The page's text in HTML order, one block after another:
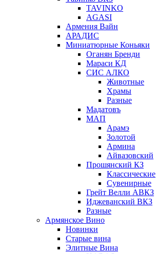
TAVINKO
AGASI
Армения Вайн
АРАДИС
Миниатюрные Коньяки
Оганян Бренди
Мараси КД
СИС АЛКО
Животные
Храмы
Разные
Мадатовъ
МАП
Арамэ
Золотой
Армина
Айвазовский
Прошянский КЗ
Классические
Сувенирные
Грейт Велли АВКЗ
Иджеванский ВКЗ
Разные
Армянское Вино
Новинки
Старые вина
Элитные Вина